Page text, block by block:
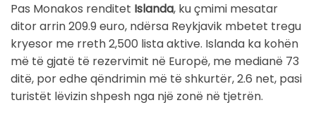
Pas Monakos renditet Islanda, ku çmimi mesatar
ditor arrin 209.9 euro, ndërsa Reykjavik mbetet tregu
kryesor me rreth 2,500 lista aktive. Islanda ka kohën
më të gjatë të rezervimit në Europë, me medianë 73
ditë, por edhe qëndrimin më të shkurtër, 2.6 net, pasi
turistët lëvizin shpesh nga një zonë në tjetrën.